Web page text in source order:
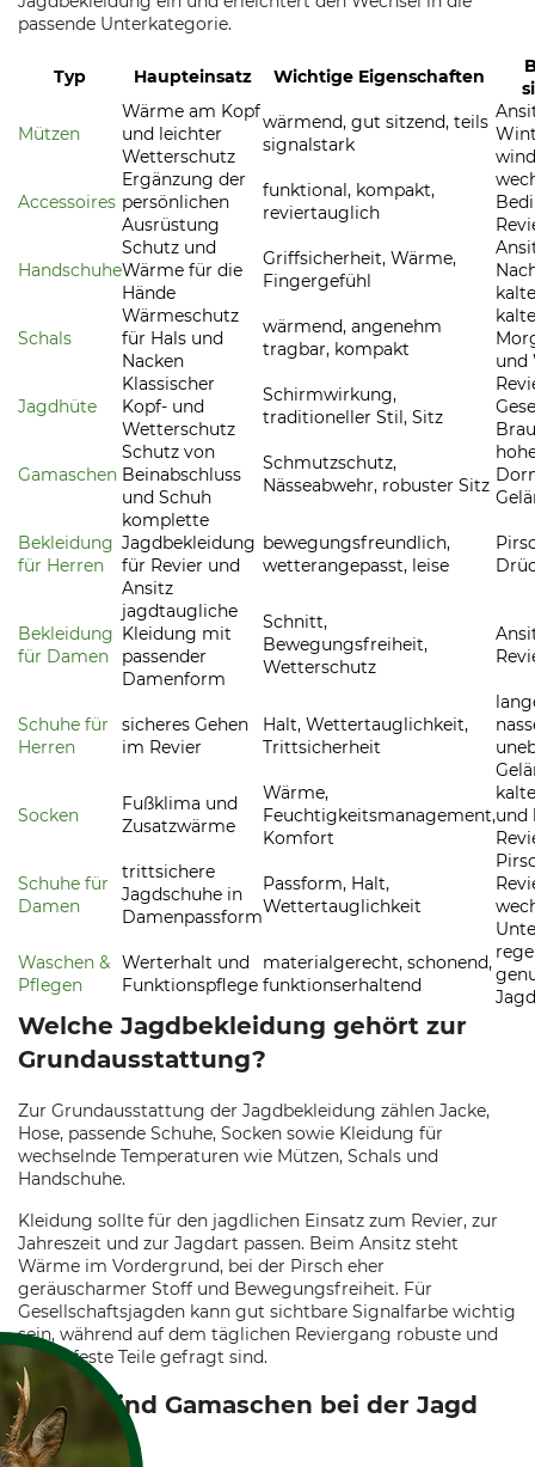
passende Unterkategorie.
Typ Haupteinsatz Wichtige Eigenschaften
Mützen
Wärme am Kopf
und leichter
Wetterschutz
wärmend, gut sitzend, teils
signalstark
Accessoires
Ergänzung der
persönlichen
Ausrüstung
funktional, kompakt,
reviertauglich
Handschuhe
Schutz und
Wärme für die
Hände
Griffsicherheit, Wärme,
Fingergefühl
Schals
Wärmeschutz
für Hals und
Nacken
wärmend, angenehm
tragbar, kompakt
und
Jagdhüte
Klassischer
Kopf- und
Wetterschutz
Schirmwirkung,
traditioneller Stil, Sitz
Gamaschen
Schutz von
Beinabschluss
und Schuh
Schmutzschutz,
Nässeabwehr, robuster Sitz
Bekleidung
für Herren
komplette
Jagdbekleidung
für Revier und
Ansitz
bewegungsfreundlich,
wetterangepasst, leise
Bekleidung
für Damen
jagdtaugliche
Kleidung mit
passender
Damenform
Schnitt,
Bewegungsfreiheit,
Wetterschutz
Schuhe für
Herren
sicheres Gehen
im Revier
Halt, Wettertauglichkeit,
Trittsicherheit
Socken
Fußklima und
Zusatzwärme
Wärme,
Feuchtigkeitsmanagement,
Komfort
und
Schuhe für
Damen
trittsichere
Jagdschuhe in
Damenpassform
Passform, Halt,
Wettertauglichkeit
Waschen &
Pflegen
Werterhalt und
Funktionspflege
materialgerecht, schonend,
funktionserhaltend
Welche Jagdbekleidung gehört zur
Grundausstattung?
Zur Grundausstattung der Jagdbekleidung zählen Jacke,
Hose, passende Schuhe, Socken sowie Kleidung für
wechselnde Temperaturen wie Mützen, Schals und
Handschuhe.
Kleidung sollte für den jagdlichen Einsatz zum Revier, zur
Jahreszeit und zur Jagdart passen. Beim Ansitz steht
Wärme im Vordergrund, bei der Pirsch eher
geräuscharmer Stoff und Bewegungsfreiheit. Für
Gesellschaftsjagden kann gut sichtbare Signalfarbe wichtig
sein, während auf dem täglichen Reviergang robuste und
wetterfeste Teile gefragt sind.
Wofür sind Gamaschen bei der Jagd
sinnvoll?